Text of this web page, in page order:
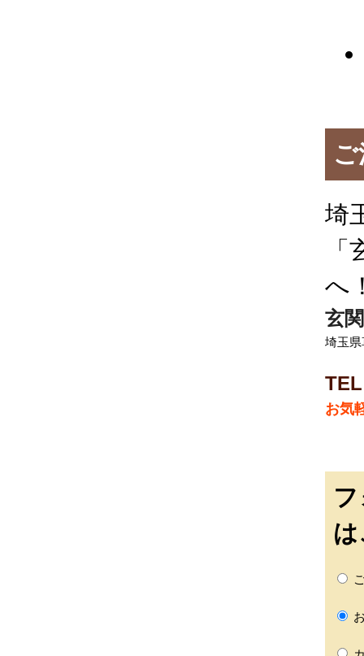
埼
へ
玄
埼玉
お気